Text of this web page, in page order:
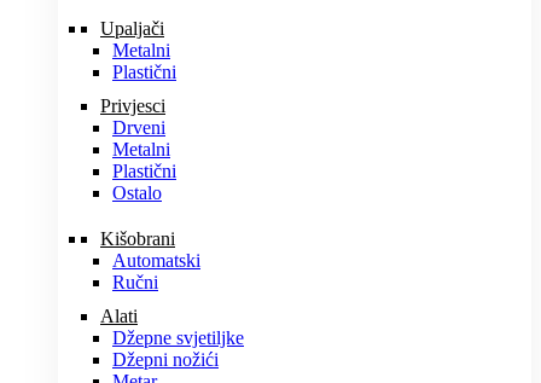
Upaljači
Metalni
Plastični
Privjesci
Drveni
Metalni
Plastični
Ostalo
Kišobrani
Automatski
Ručni
Alati
Džepne svjetiljke
Džepni nožići